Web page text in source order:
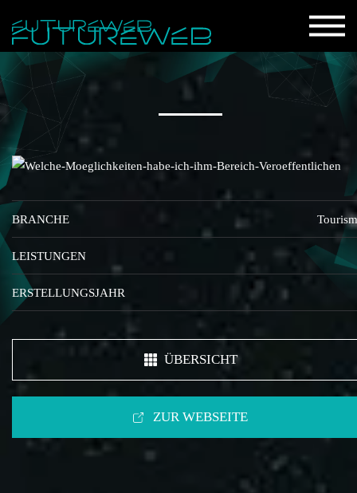
BRANCHE
LEISTUNGEN
ERSTELLUNGSJAHR
ÜBERSICHT
ZUR WEBSEITE